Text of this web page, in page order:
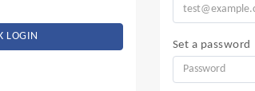
LOGIN
Set a password